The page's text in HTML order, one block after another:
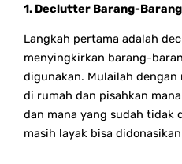
1. Declutter Barang-
Langkah pertama adalah
menyingkirkan barang-
digunakan. Mulailah
di rumah dan pisahkan
dan mana yang sudah tidak
masih layak bisa